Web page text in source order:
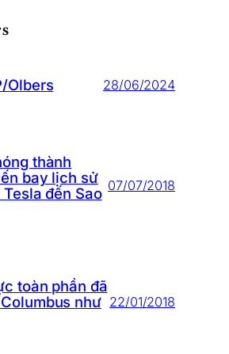
Olbers 28/06/2024
thành
bay lịch sử
đến Sao 07/07/2018
toàn phần đã
như 22/01/2018